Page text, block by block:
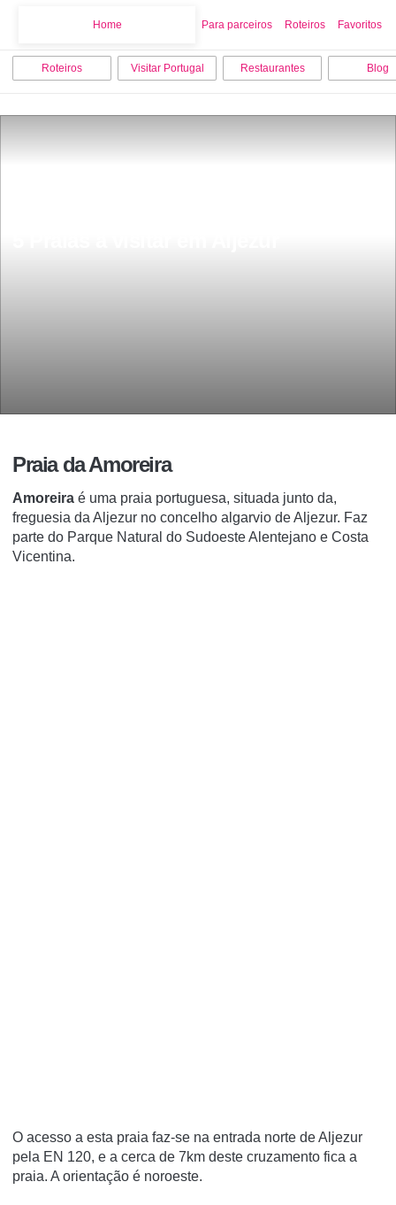
Home Para parceiros Roteiros Favoritos
Roteiros Visitar Portugal Restaurantes Blog
Praia da Amoreira
Amoreira é uma praia portuguesa, situada junto da,
freguesia da Aljezur no concelho algarvio de Aljezur. Faz
parte do Parque Natural do Sudoeste Alentejano e Costa
Vicentina.
O acesso a esta praia faz-se na entrada norte de Aljezur
pela EN 120, e a cerca de 7km deste cruzamento fica a
praia. A orientação é noroeste.